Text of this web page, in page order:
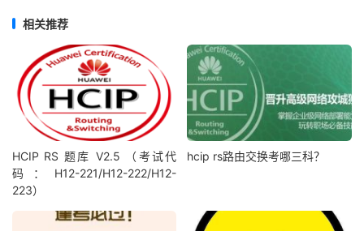
相关推荐
HCIP RS 题库 V2.5 （考试代
码：H12-221/H12-222/H12-
223）
hcip rs路由交换考哪三科？